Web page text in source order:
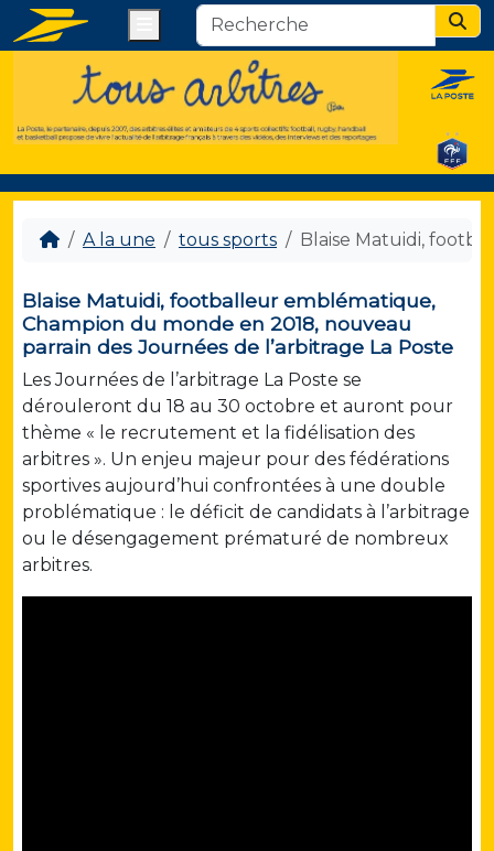
A la une tous sports Blaise Matuidi,
Blaise Matuidi, footballeur emblématique,
Champion du monde en 2018, nouveau
parrain des Journées de l’arbitrage La Poste
Les Journées de l’arbitrage La Poste se
dérouleront du 18 au 30 octobre et auront pour
thème « le recrutement et la fidélisation des
arbitres ». Un enjeu majeur pour des fédérations
sportives aujourd’hui confrontées à une double
problématique : le déficit de candidats à l’arbitrage
ou le désengagement prématuré de nombreux
arbitres.